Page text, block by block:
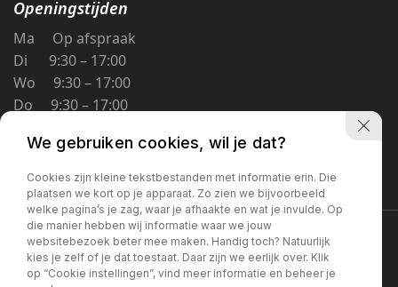
Openingstijden
Ma Op afspraak
Di 9:30 – 17:00
Wo 9:30 – 17:00
Do 9:30 – 17:00
Za 9:30 – 16:00
Zo Gesloten
Privacybeleid
We gebruiken cookies, wil je dat?
Cookies zijn kleine tekstbestanden met informatie erin. Die
plaatsen we kort op je apparaat. Zo zien we bijvoorbeeld
welke pagina’s je zag, waar je afhaakte en wat je invulde. Op
die manier hebben wij informatie waar we jouw
websitebezoek beter mee maken. Handig toch? Natuurlijk
kies je zelf of je dat toestaat. Daar zijn we eerlijk over. Klik
op “Cookie instellingen”, vind meer informatie en beheer je